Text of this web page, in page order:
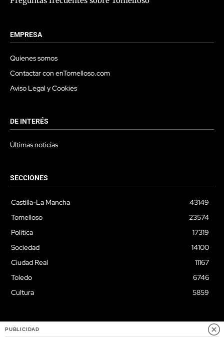
EMPRESA
Quienes somos
Contactar con enTomelloso.com
Aviso Legal y Cookies
DE INTERÉS
Últimas noticias
SECCIONES
Castilla-La Mancha
43149
Tomelloso
23574
Política
17319
Sociedad
14100
Ciudad Real
11167
Toledo
6746
Cultura
5859
PUBLICIDAD